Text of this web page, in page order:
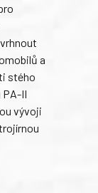
a
stého
PA-II
vývoji